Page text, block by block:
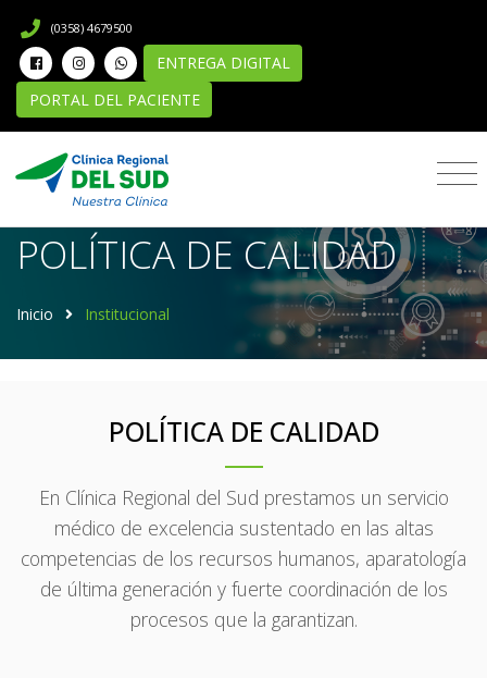
(0358) 4679500
ENTREGA DIGITAL
PORTAL DEL PACIENTE
Institucional
POLÍTICA DE CALIDAD
Inicio Institucional
POLÍTICA DE CALIDAD
En Clínica Regional del Sud prestamos un servicio
médico de excelencia sustentado en las altas
competencias de los recursos humanos, aparatología
de última generación y fuerte coordinación de los
procesos que la garantizan.